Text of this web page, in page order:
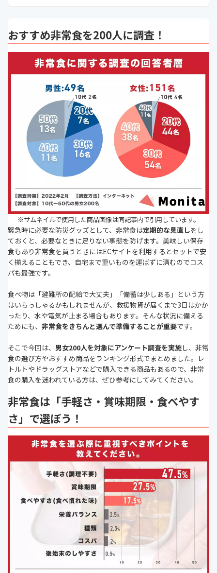
おすすめ非常食を200人に調査！
※サムネイルで使用した商品画像は同記事内で引用しています。
緊急時に必要な防災グッズとして、非常食は定期的な見直しをし
ておくと、必要なときに足りない事態を防げます。美味しい保存
食もあり非常食を買うときにはECサイトを利用するとセットで安
く揃えることもでき、自宅まで重いものを運ばずに済むのでコス
パも最強です。
食べ物は「避難所の配給で大丈夫」「備蓄は少しある」という方
はいらっしゃるかもしれませんが、救援物資が届くまで3日はかか
ったり、水や電気が止まる場合もあります。そんな状況に備える
ためにも、 非常食をきちんと選んで準備することが重要です。
そこで今回は、 男女200人を対象にアンケート調査を実施し、非常
食の選び方やおすすめ商品をランキング形式でまとめました。レ
トルトやドラッグストアなどで購入できる商品もあるので、非常
食の購入を迷われている方は、ぜひ参考にしてみてください。
非常食は「手軽さ・賞味期限・食べやす
さ」で選ぼう！